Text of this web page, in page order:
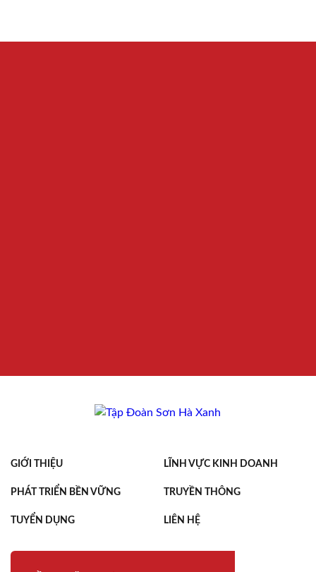
GIỚI THIỆU LĨNH VỰC KINH DOANH
PHÁT TRIỂN BỀN VỮNG TRUYỀN THÔNG
TUYỂN DỤNG LIÊN HỆ